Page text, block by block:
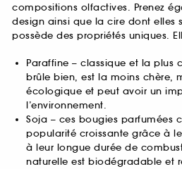
compositions olfactives. Prenez
design ainsi que la cire dont elles
possède des propriétés uniques.
Paraffine – classique et la plus
brûle bien, est la moins chère,
écologique et peut avoir un
l’environnement.
Soja – ces bougies parfumées
popularité croissante grâce à
à leur longue durée de
naturelle est biodégradable et